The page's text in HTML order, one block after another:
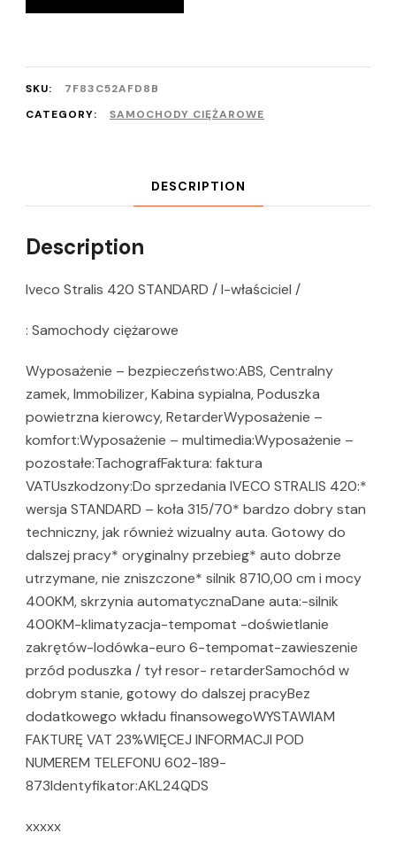
SKU:
7F83C52AFD8B
CATEGORY:
SAMOCHODY CIĘŻAROWE
DESCRIPTION
Description
Iveco Stralis 420 STANDARD / I-właściciel /
: Samochody ciężarowe
Wyposażenie – bezpieczeństwo:ABS, Centralny
zamek, Immobilizer, Kabina sypialna, Poduszka
powietrzna kierowcy, RetarderWyposażenie –
komfort:Wyposażenie – multimedia:Wyposażenie –
pozostałe:TachografFaktura: faktura
VATUszkodzony:Do sprzedania IVECO STRALIS 420:*
wersja STANDARD – koła 315/70* bardzo dobry stan
techniczny, jak również wizualny auta. Gotowy do
dalszej pracy* oryginalny przebieg* auto dobrze
utrzymane, nie zniszczone* silnik 8710,00 cm i mocy
400KM, skrzynia automatycznaDane auta:-silnik
400KM-klimatyzacja-tempomat -doświetlanie
zakrętów-lodówka-euro 6-tempomat-zawieszenie
przód poduszka / tył resor- retarderSamochód w
dobrym stanie, gotowy do dalszej pracyBez
dodatkowego wkładu finansowegoWYSTAWIAM
FAKTURĘ VAT 23%WIĘCEJ INFORMACJI POD
NUMEREM TELEFONU 602-189-
873Identyfikator:AKL24QDS
xxxxx